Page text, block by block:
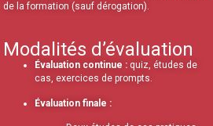
de la formation (sauf dérogation).
Modalités d’évaluation
Évaluation continue : quiz, études de
cas, exercices de prompts.
Évaluation finale :